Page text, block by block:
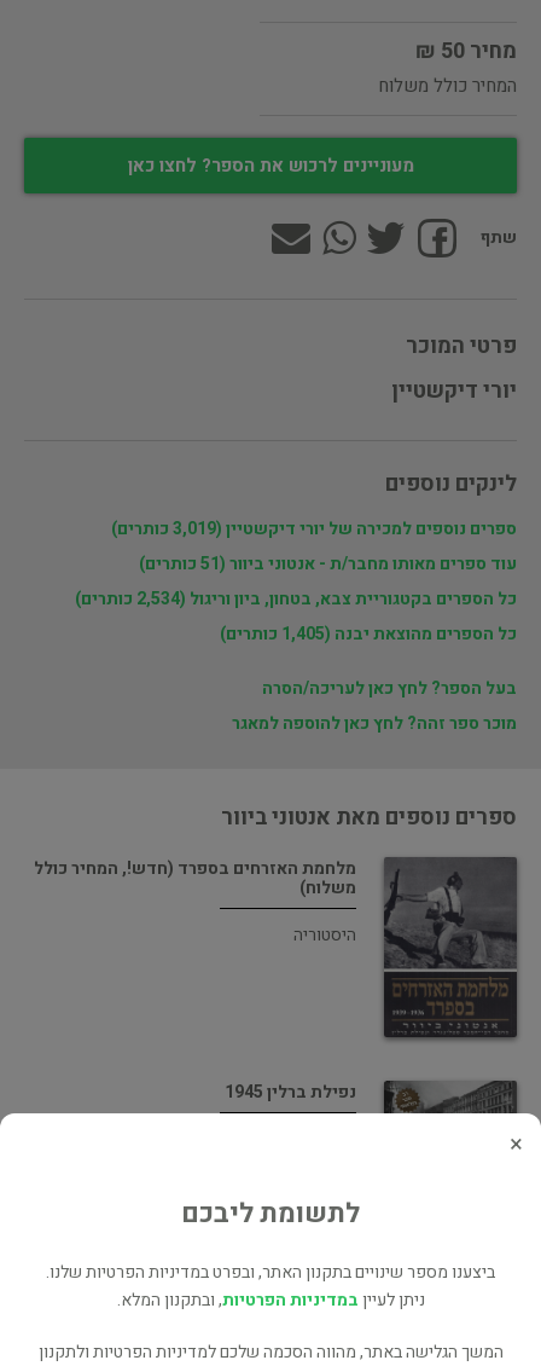
מחיר 50 ₪
המחיר כולל משלוח
מעוניינים לרכוש את הספר? לחצו כאן
שתף
פרטי המוכר
יורי דיקשטיין
לינקים נוספים
ספרים נוספים למכירה של יורי דיקשטיין (3,019 כותרים)
עוד ספרים מאותו מחבר/ת - אנטוני ביוור (51 כותרים)
כל הספרים בקטגוריית צבא, בטחון, ביון וריגול (2,534 כותרים)
כל הספרים מהוצאת יבנה (1,405 כותרים)
בעל הספר? לחץ כאן לעריכה/הסרה
מוכר ספר זהה? לחץ כאן להוספה למאגר
ספרים נוספים מאת אנטוני ביוור
מלחמת האזרחים בספרד (חדש!, המחיר כולל
משלוח)
היסטוריה
נפילת ברלין 1945
תעלומת אולגה צ'כובה - השחקנית האהובה
×
לתשומת ליבכם
ביצענו מספר שינויים בתקנון האתר, ובפרט במדיניות הפרטיות שלנו.
ניתן לעייןבמדיניות הפרטיות, ובתקנון המלא.
המשך הגלישה באתר, מהווה הסכמה שלכם למדיניות הפרטיות ולתקנון